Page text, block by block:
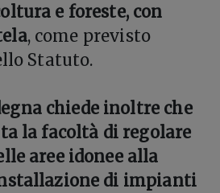
e foreste, con
, come previsto
Statuto.
chiede inoltre che
la facoltà di regolare
aree idonee alla
di impianti